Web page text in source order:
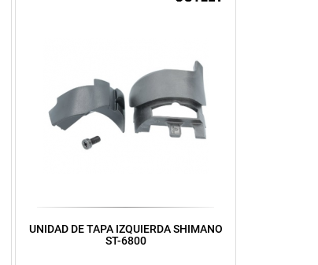
UNIDAD DE TAPA IZQUIERDA SHIMANO
ST-6800